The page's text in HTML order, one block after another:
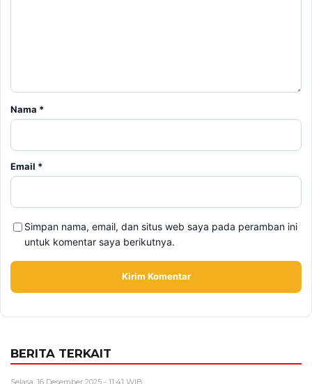
Nama *
Email *
Simpan nama, email, dan situs web saya pada peramban ini
untuk komentar saya berikutnya.
BERITA TERKAIT
Selasa, 16 Desember 2025 - 11:41 WIB